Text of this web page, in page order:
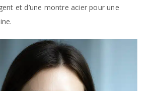
et d’une montre acier pour une